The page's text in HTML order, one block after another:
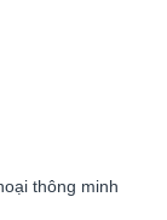
thông minh